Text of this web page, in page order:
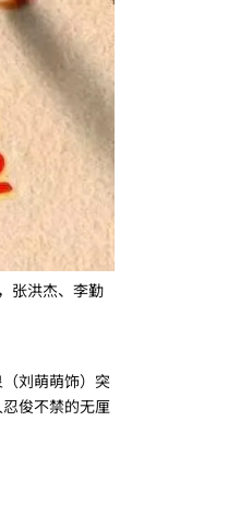
张洪杰、李勤
刘萌萌饰）突
俊不禁的无厘